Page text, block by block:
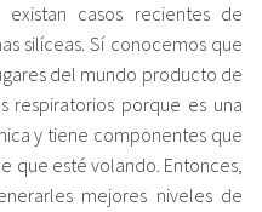
casos recientes de
silíceas. Sí conocemos que
del mundo producto de
respiratorios porque es una
y tiene componentes que
que esté volando. Entonces,
mejores niveles de